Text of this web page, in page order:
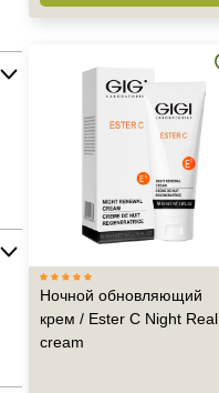
Ночной обновляющий
крем / Ester C Night Real
cream